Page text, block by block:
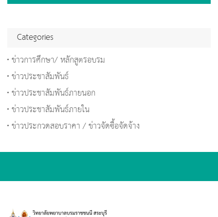
Categories
ข่าวการศึกษา/ หลักสูตรอบรม
ข่าวประชาสัมพันธ์
ข่าวประชาสัมพันธ์ภายนอก
ข่าวประชาสัมพันธ์ภายใน
ข่าวประกวดสอบราคา / ข่าวจัดซื้อจัดจ้าง